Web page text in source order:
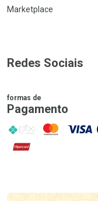
Marketplace
Redes Sociais
formas de
Pagamento
PIX MasterCard
VISA
Hipercard